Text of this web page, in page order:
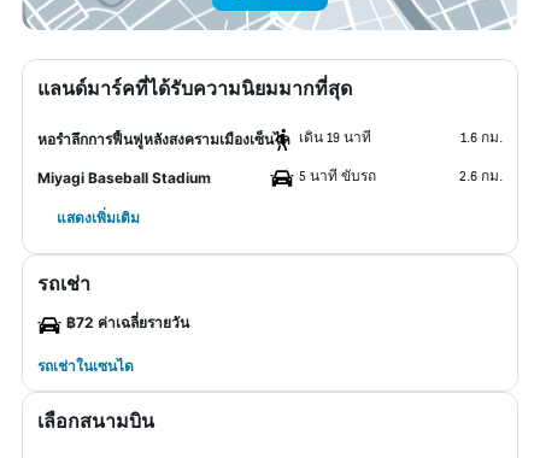
แลนด์มาร์คที่ได้รับความนิยมมากที่สุด
หอรำลึกการฟื้นฟูหลังสงครามเมืองเซ็นได เดิน 19 นาที 1.6 กม.
Miyagi Baseball Stadium 5 นาที ขับรถ 2.6 กม.
แสดงเพิ่มเติม
รถเช่า
฿72 ค่าเฉลี่ยรายวัน
รถเช่าในเซนได
เลือกสนามบิน